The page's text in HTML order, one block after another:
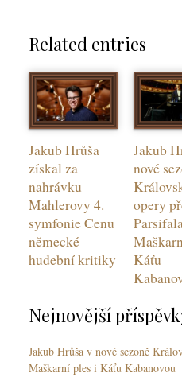
Related entries
Jakub Hrůša
získal za
nahrávku
Mahlerovy 4.
symfonie Cenu
německé
hudební kritiky
Jakub
nové
opery
Káťu
Nejnovější
Jakub Hrůša v nové sezoně
Maškarní ples i Káťu Kabanovou